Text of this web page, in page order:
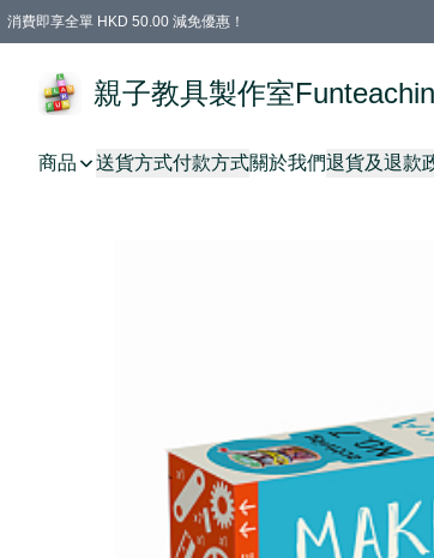
消費即享全單 HKD 50.00 減免優惠！
親子教具製作室
商品 送貨方式付款方式關於我們退貨及退款